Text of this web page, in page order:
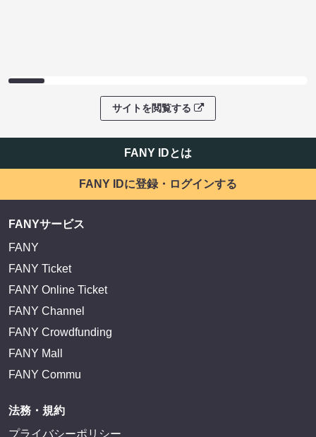
サイトを閲覧する
FANY IDとは
FANY IDに登録・ログインする
FANYサービス
FANY
FANY Ticket
FANY Online Ticket
FANY Channel
FANY Crowdfunding
FANY Mall
FANY Commu
法務・規約
プライバシーポリシー